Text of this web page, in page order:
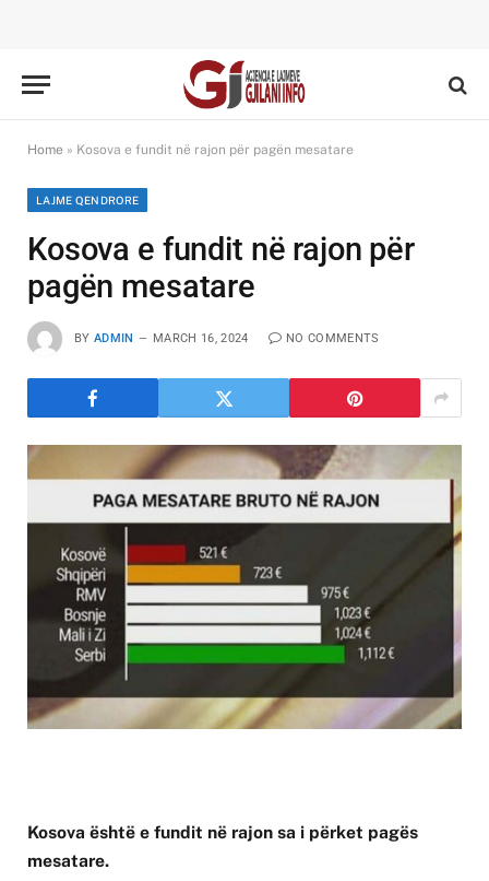
Home » Kosova e fundit në rajon për pagën mesatare
LAJME QENDRORE
Kosova e fundit në rajon për
pagën mesatare
BY ADMIN MARCH 16, 2024 NO COMMENTS
Kosova është e fundit në rajon sa i përket pagës
mesatare.